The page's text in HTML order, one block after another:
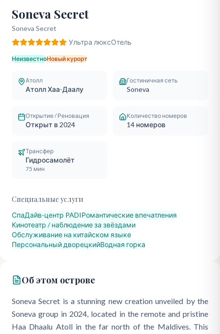
Soneva Secret
Soneva Secret
Ультра люксОтель
НеизвестноНовый курорт
Атолл
Атолл Хаа-Даалу
Гостиничная сеть
Soneva
Открытие / Реновация
Открыт в 2024
Количество номеров
14 номеров
Трансфер
Гидросамолёт
75 мин
Специальные услуги
СпаДайв-центр PADIРомантические впечатления
Кинотеатр / наблюдение за звёздами
Обслуживание на китайском языке
Персональный дворецкийВодная горка
Об этом острове
Soneva Secret is a stunning new creation unveiled by the
Soneva group in 2024, located in the remote and pristine
Haa Dhaalu Atoll in the far north of the Maldives. This